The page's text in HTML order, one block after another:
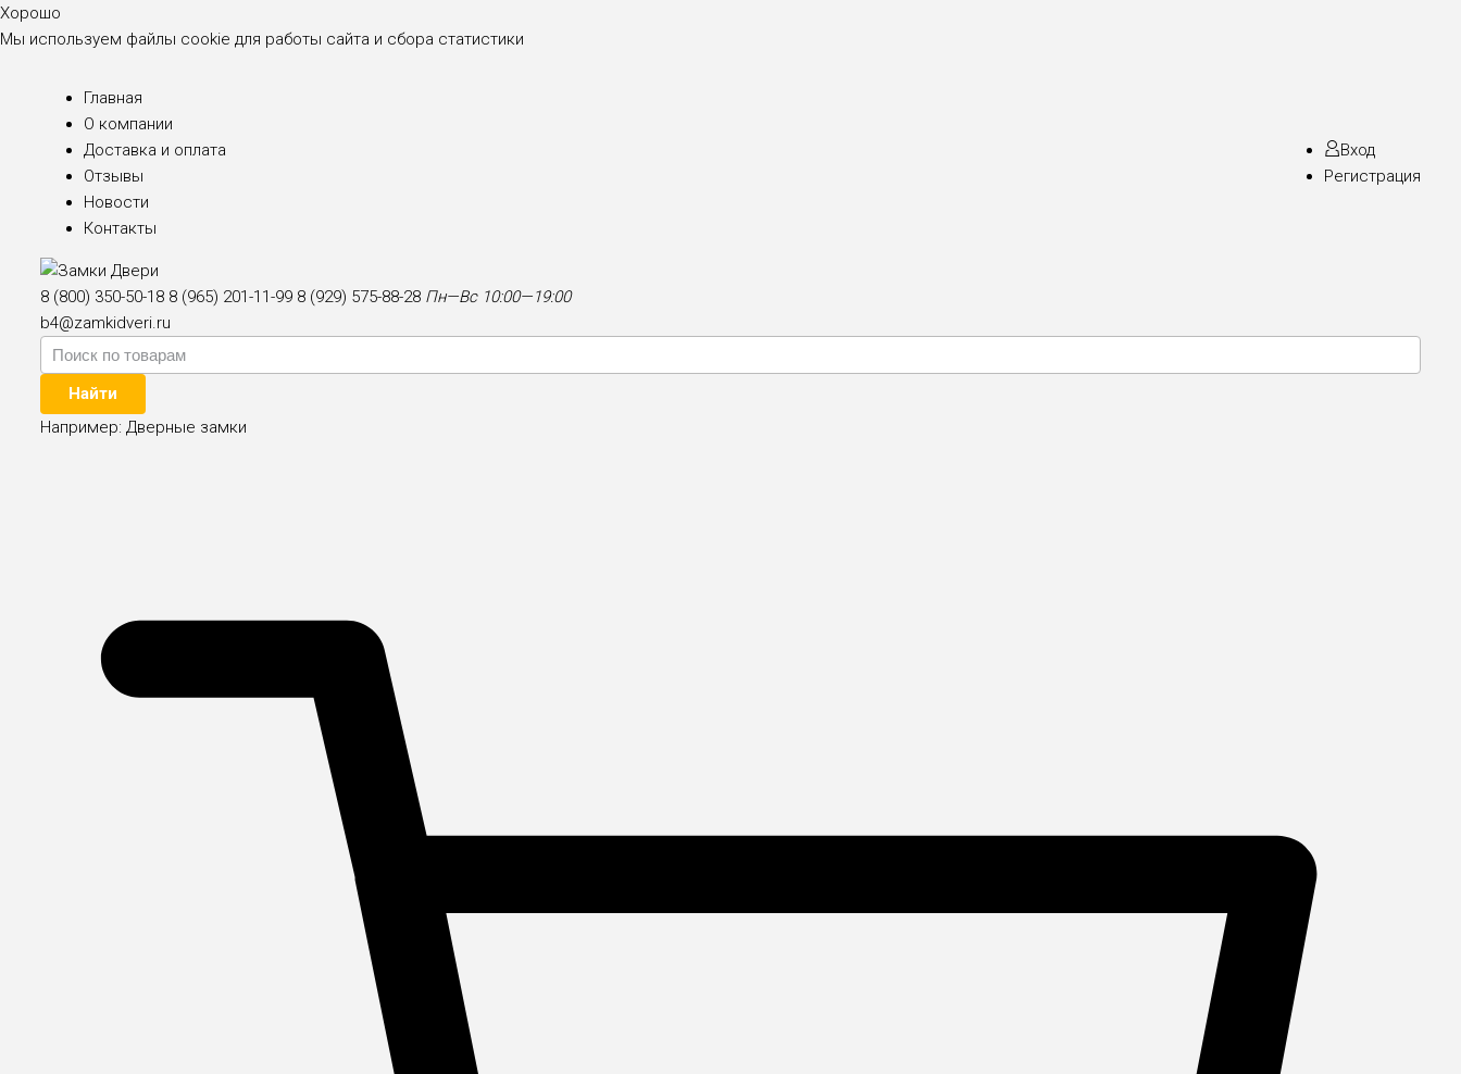
Хорошо
Мы используем файлы cookie для работы сайта и сбора статистики
Главная
О компании
Доставка и оплата
Отзывы
Новости
Контакты
Вход
Регистрация
8 (800) 350-50-18 8 (965) 201-11-99 8 (929) 575-88-28 Пн—Вс 10:00—19:00
b4@zamkidveri.ru
Найти
Например: Дверные замки